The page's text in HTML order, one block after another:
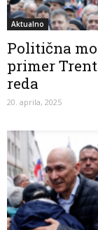
Aktualno
Politična
primer
reda
20. aprila, 2025